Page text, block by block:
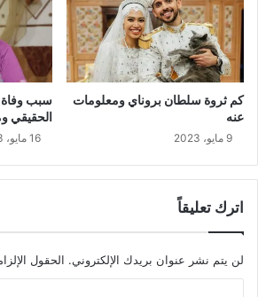
كم ثروة سلطان بروناي ومعلومات
عنه
9 مايو، 2023
سبب وفاة
الحقيقي
16 مايو، 2023
اترك تعليقاً
لن يتم نشر عنوان بريدك الإلكتروني. الحقول